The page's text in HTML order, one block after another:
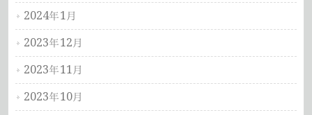
2024年1月
2023年12月
2023年11月
2023年10月